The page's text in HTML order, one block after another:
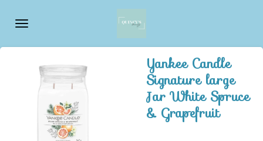
direct
hoofdinhoud
Yankee Candle
Signature large
Jar White Spruce
& Grapefruit